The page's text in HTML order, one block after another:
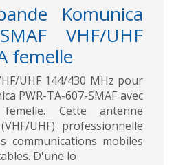
Komunica
VHF/UHF
femelle
UHF 144/430 MHz pour
PWR-TA-607-SMAF avec
Cette antenne
UHF) professionnelle
communications mobiles
D'une lo